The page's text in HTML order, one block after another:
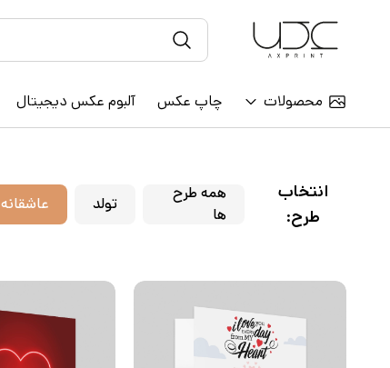
محصولات چاپ عکس آلبوم عکس دیجیتال
انتخاب
طرح:
همه طرح
ها
تولد عاشقانه